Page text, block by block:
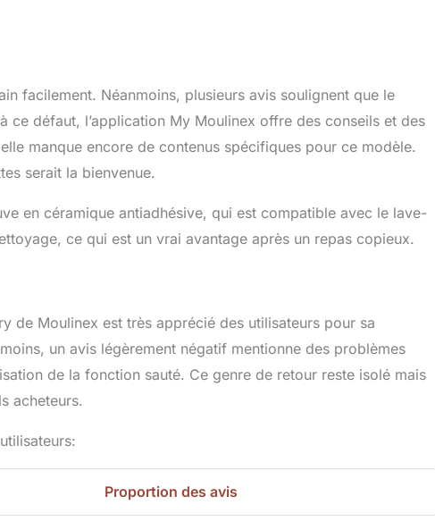
facilement. Néanmoins, plusieurs avis soulignent que le
ce défaut, l’application My Moulinex offre des conseils et des
manque encore de contenus spécifiques pour ce modèle.
serait la bienvenue.
en céramique antiadhésive, qui est compatible avec le lave-
ce qui est un vrai avantage après un repas copieux.
de Moulinex est très apprécié des utilisateurs pour sa
un avis légèrement négatif mentionne des problèmes
de la fonction sauté. Ce genre de retour reste isolé mais
acheteurs.
Proportion des avis